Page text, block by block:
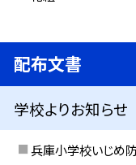
配布文書
学校よりお知らせ
兵庫小学校いじめ